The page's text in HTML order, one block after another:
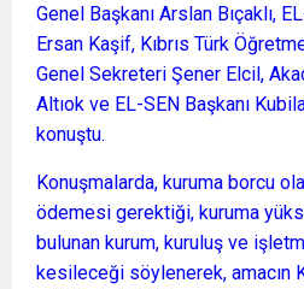
Genel Başkanı Arslan Bıçaklı,
Ersan Kaşif, Kıbrıs Türk
Genel Sekreteri Şener Elcil,
Altıok ve EL-SEN Başkanı
konuştu.
Konuşmalarda, kuruma borcu
ödemesi gerektiği, kuruma
bulunan kurum, kuruluş ve
kesileceği söylenerek, amacın